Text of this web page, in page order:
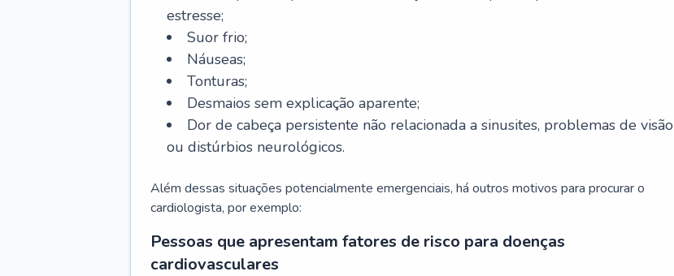
estresse;
Suor frio;
Náuseas;
Tonturas;
Desmaios sem explicação aparente;
Dor de cabeça persistente não relacionada a sinusites, problemas de visão
ou distúrbios neurológicos.
Além dessas situações potencialmente emergenciais, há outros motivos para procurar o
cardiologista, por exemplo:
Pessoas que apresentam fatores de risco para doenças
cardiovasculares